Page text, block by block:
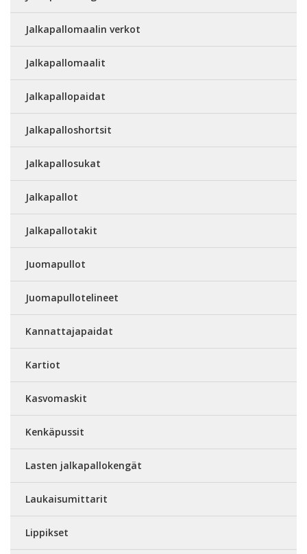
Jalkapallomaalin verkot
Jalkapallomaalit
Jalkapallopaidat
Jalkapalloshortsit
Jalkapallosukat
Jalkapallot
Jalkapallotakit
Juomapullot
Juomapullotelineet
Kannattajapaidat
Kartiot
Kasvomaskit
Kenkäpussit
Lasten jalkapallokengät
Laukaisumittarit
Lippikset